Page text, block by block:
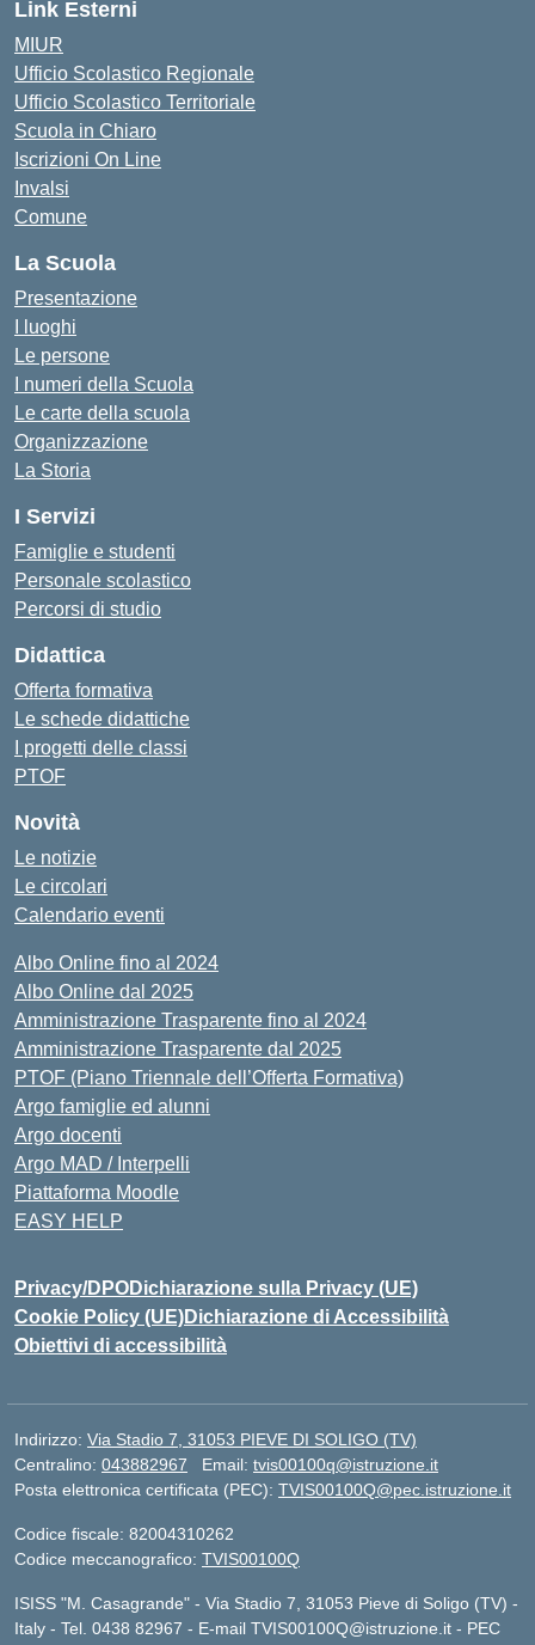
Link Esterni
MIUR
Ufficio Scolastico Regionale
Ufficio Scolastico Territoriale
Scuola in Chiaro
Iscrizioni On Line
Invalsi
Comune
La Scuola
Presentazione
I luoghi
Le persone
I numeri della Scuola
Le carte della scuola
Organizzazione
La Storia
I Servizi
Famiglie e studenti
Personale scolastico
Percorsi di studio
Didattica
Offerta formativa
Le schede didattiche
I progetti delle classi
PTOF
Novità
Le notizie
Le circolari
Calendario eventi
Albo Online fino al 2024
Albo Online dal 2025
Amministrazione Trasparente fino al 2024
Amministrazione Trasparente dal 2025
PTOF (Piano Triennale dell’Offerta Formativa)
Argo famiglie ed alunni
Argo docenti
Argo MAD / Interpelli
Piattaforma Moodle
EASY HELP
Privacy/DPODichiarazione sulla Privacy (UE)
Cookie Policy (UE)Dichiarazione di Accessibilità
Obiettivi di accessibilità
Indirizzo: Via Stadio 7, 31053 PIEVE DI SOLIGO (TV)
Centralino: 043882967 Email: tvis00100q@istruzione.it
Posta elettronica certificata (PEC): TVIS00100Q@pec.istruzione.it
Codice fiscale: 82004310262
Codice meccanografico: TVIS00100Q
ISISS "M. Casagrande" - Via Stadio 7, 31053 Pieve di Soligo (TV) -
Italy - Tel. 0438 82967 - E-mail TVIS00100Q@istruzione.it - PEC